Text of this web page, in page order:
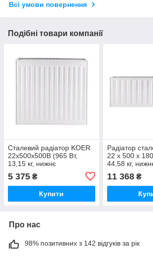
Всі умови повернення
Подібні товари компанії
Сталевий радіатор KOER
22x500x500B (965 Вт,
13,15 кг, нижнє
термоклапаном) (RAD083)
5 375 ₴
Купити
Радіатор
22 x 500 x
44,58 кг,
кріпленням)
11 368₴
Про нас
98% позитивних з 142 відгуків за рік